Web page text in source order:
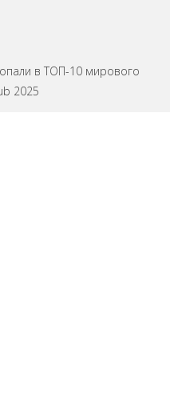
в ТОП-10 мирового
2025